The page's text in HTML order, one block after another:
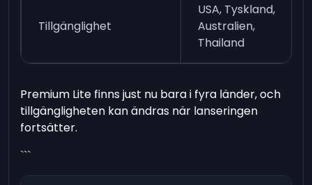
Tillgänglighet
USA, Tyskland,
Australien,
Thailand
Premium Lite finns just nu bara i fyra länder, och
tillgängligheten kan ändras när lanseringen
fortsätter.
```